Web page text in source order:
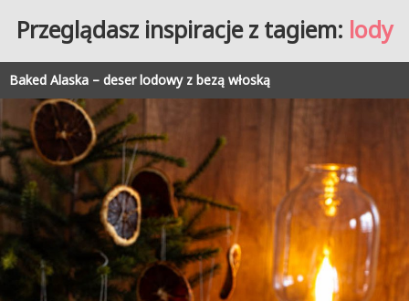
Przeglądasz inspiracje z tagiem: lody
Baked Alaska – deser lodowy z bezą włoską